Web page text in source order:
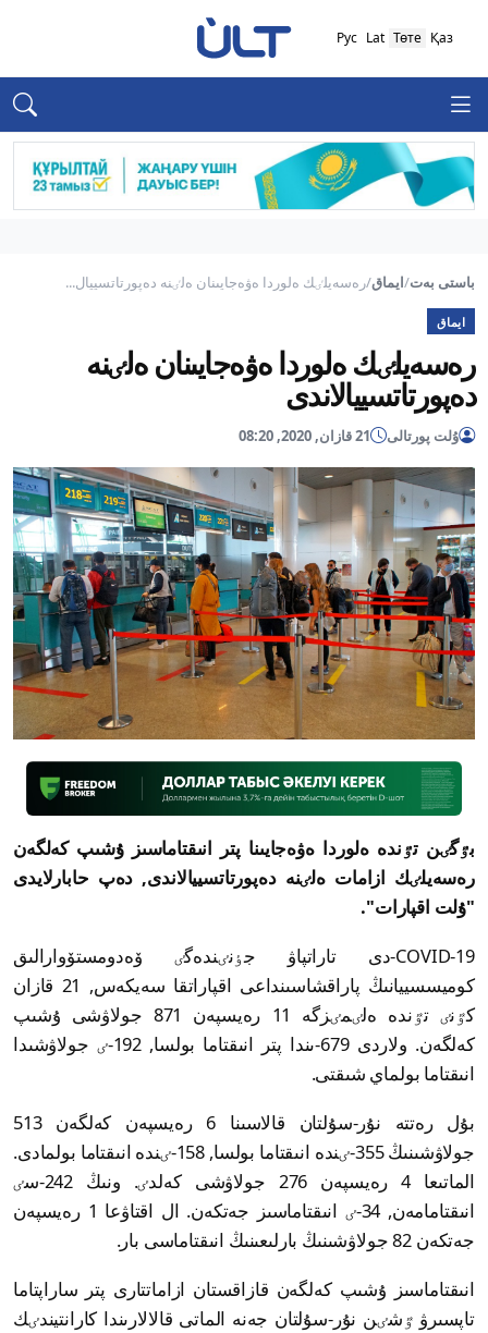
Қаз
Төте
Lat
Рус
باستى بەت/ايماق/رەسەيلٸك ەلوردا ەۋەجايىنان ەلٸنە دەپورتاتسييال...
ايماق
رەسەيلٸك ەلوردا ەۋەجايىنان ەلٸنە
دەپورتاتسييالاندى
ۇلت پورتالى 21 قازان, 2020, 08:20
بٷگٸن تٷندە ەلوردا ەۋەجايىنا پتر انىقتاماسىز ۇشىپ كەلگەن
رەسەيلٸك ازامات ەلٸنە دەپورتاتسييالاندى, دەپ حابارلايدى
"ۇلت اقپارات".
COVID-19-دى تاراتپاۋ جٶنٸندەگٸ ۆەدومستۆوارالىق
كوميسسييانىڭ پاراقشاسىنداعى اقپاراتقا سەيكەس, 21 قازان
كٷنٸ تٷندە ەلٸمٸزگە 11 رەيسپەن 871 جولاۋشى ۇشىپ
كەلگەن. ولاردى 679-ىندا پتر انىقتاما بولسا, 192-ٸ جولاۋشىدا
انىقتاما بولماي شىقتى.
بۇل رەتتە نۇر-سۇلتان قالاسىنا 6 رەيسپەن كەلگەن 513
جولاۋشىنىڭ 355-ٸندە انىقتاما بولسا, 158-ٸندە انىقتاما بولمادى.
الماتىعا 4 رەيسپەن 276 جولاۋشى كەلدٸ. ونىڭ 242-سٸ
انىقتامامەن, 34-ٸ انىقتاماسىز جەتكەن. ال اقتاۋعا 1 رەيسپەن
جەتكەن 82 جولاۋشىنىڭ بارلىعىنىڭ انىقتاماسى بار.
انىقتاماسىز ۇشىپ كەلگەن قازاقستان ازاماتتارى پتر ساراپتاما
تاپسىرۋ ٷشٸن نۇر-سۇلتان جەنە الماتى قالالارىندا كارانتيندٸك